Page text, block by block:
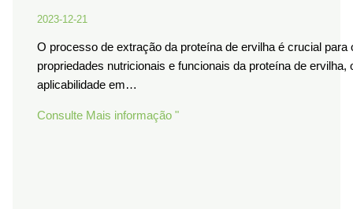
2023-12-21
O processo de extração da proteína de ervilha é crucial para
propriedades nutricionais e funcionais da proteína de ervilha,
aplicabilidade em…
Consulte Mais informação "